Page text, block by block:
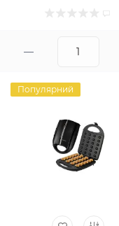
Популярний